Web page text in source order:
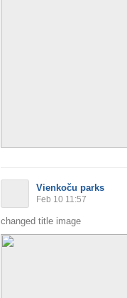
Vienkoču parks
Feb 10 11:57
changed title image